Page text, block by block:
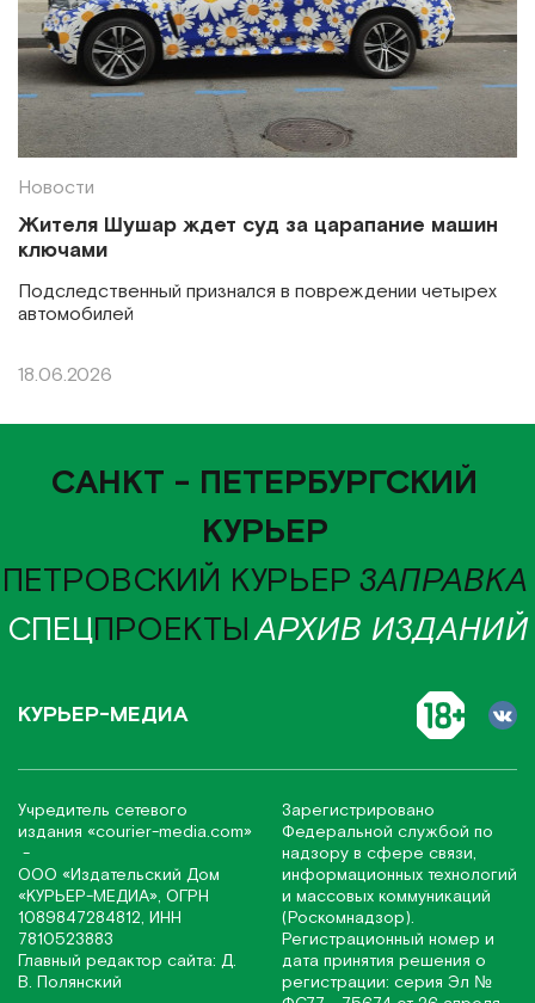
Новости
Жителя Шушар ждет суд за царапание машин
ключами
Подследственный признался в повреждении четырех
автомобилей
18.06.2026
САНКТ - ПЕТЕРБУРГСКИЙ
КУРЬЕР
ПЕТРОВСКИЙ КУРЬЕР ЗАПРАВКА
СПЕЦПРОЕКТЫАРХИВ ИЗДАНИЙ
КУРЬЕР-МЕДИА
Учредитель сетевого
издания «соurier-media.com»
-
ООО «Издательский Дом
«КУРЬЕР-МЕДИА», ОГРН
1089847284812, ИНН
7810523883
Главный редактор сайта: Д.
В. Полянский
Зарегистрировано
Федеральной службой по
надзору в сфере связи,
информационных технологий
и массовых коммуникаций
(Роскомнадзор).
Регистрационный номер и
дата принятия решения о
регистрации: серия Эл №